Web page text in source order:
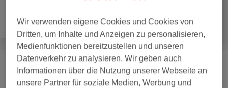
Friseur Haarentfernung Gesicht
Augenbrauen & Wimpernbehandlungen (4) ab 9 €
Wir verwenden eigene Cookies und Cookies von
Dritten, um Inhalte und Anzeigen zu personalisieren,
Medienfunktionen bereitzustellen und unseren
Datenverkehr zu analysieren. Wir geben auch
Informationen über die Nutzung unserer Webseite an
unsere Partner für soziale Medien, Werbung und